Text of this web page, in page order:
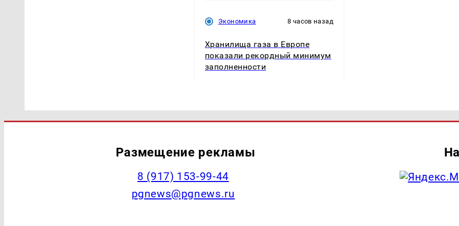
Экономика 8 часов назад
Хранилища газа в Европе
показали рекордный минимум
заполненности
Размещение рекламы
‭8 (917) 153-99-44
pgnews@pgnews.ru